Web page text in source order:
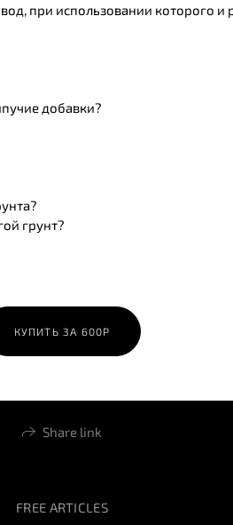
при использовании которого
добавки?
грунт?
КУПИТЬ ЗА 600Р
Share link
FREE ARTICLES